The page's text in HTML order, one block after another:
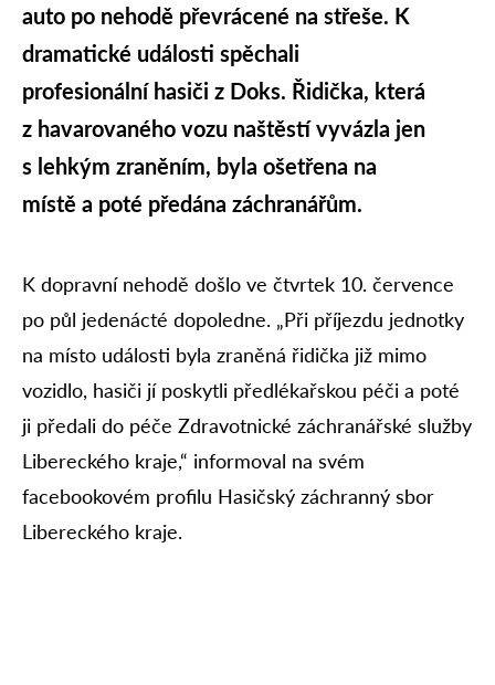
auto po nehodě převrácené na střeše. K
dramatické události spěchali
profesionální hasiči z Doks. Řidička, která
z havarovaného vozu naštěstí vyvázla jen
s lehkým zraněním, byla ošetřena na
místě a poté předána záchranářům.
K dopravní nehodě došlo ve čtvrtek 10. července
po půl jedenácté dopoledne. „Při příjezdu jednotky
na místo události byla zraněná řidička již mimo
vozidlo, hasiči jí poskytli předlékařskou péči a poté
ji předali do péče Zdravotnické záchranářské služby
Libereckého kraje,“ informoval na svém
facebookovém profilu Hasičský záchranný sbor
Libereckého kraje.